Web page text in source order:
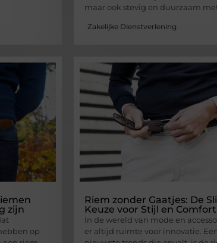
maar ook stevig en duurzaam
Zakelijke Dienstverlening
zijn
op
Riem zonder Gaatjes: De
Keuze voor Stijl en Comfort
In de wereld van mode en
er altijd ruimte voor innovatie.